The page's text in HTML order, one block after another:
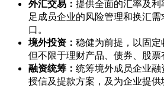
外汇交易： 提供全面的汇率及
足成员企业的风险管理和换汇
口。
境外投资： 稳健为前提，以固
但不限于理财产品、债券、股票
融资统筹： 统筹境外成员企业
授信及提款方案，及为企业提供